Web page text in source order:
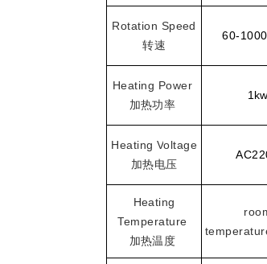
Rotation Speed
转速
60-
Heating Power
加热功率
1kw
Heating Voltage
加热电压
Heating
Temperature
加热温度